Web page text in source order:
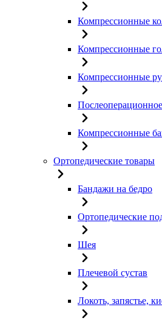
Компрессионные
Компрессионные
Компрессионные
Компрессионные
Ортопедические товары
Бандажи на бедро
Ортопедические
Шея
Плечевой сустав
Локоть, запястье,